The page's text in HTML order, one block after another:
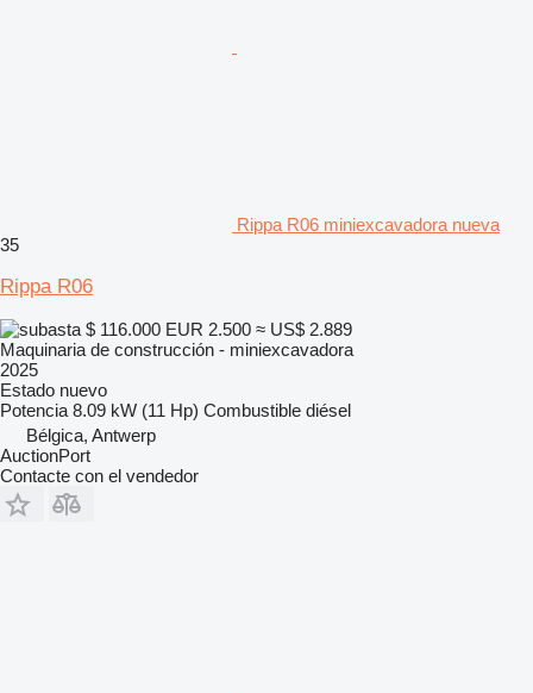
Rippa R06 miniexcavadora nueva
35
Rippa R06
$ 116.000 EUR 2.500 ≈ US$ 2.889
Maquinaria de construcción - miniexcavadora
2025
Estado nuevo
Potencia 8.09 kW (11 Hp) Combustible diésel
Bélgica, Antwerp
AuctionPort
Contacte con el vendedor